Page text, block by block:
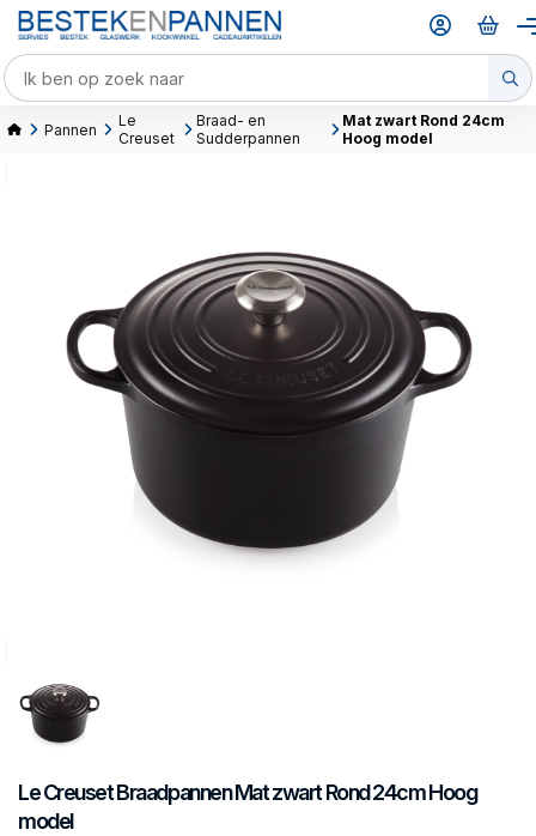
Pannen
Le
Creuset
Braad- en
Sudderpannen
Mat zwart Rond 24cm
Hoog model
Le CreusetBraadpannenMat zwart Rond 24cm Hoog
model